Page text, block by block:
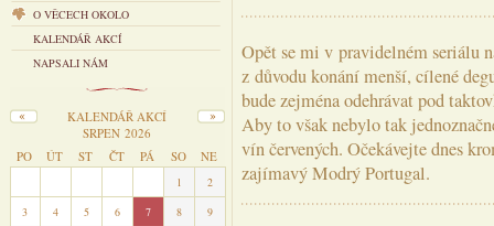
O VĚCECH OKOLO
KALENDÁŘ AKCÍ
NAPSALI NÁM
KALENDÁŘ AKCÍ
SRPEN 2026
PO
ÚT ST ČT PÁ SO NE
1
2
3
4 5 6 7 8
9
Opět se mi v pravidelném seriálu
z důvodu konání menší, cílené
bude zejména odehrávat pod
Aby to však nebylo tak
vín červených. Očekávejte dnes
zajímavý Modrý Portugal.